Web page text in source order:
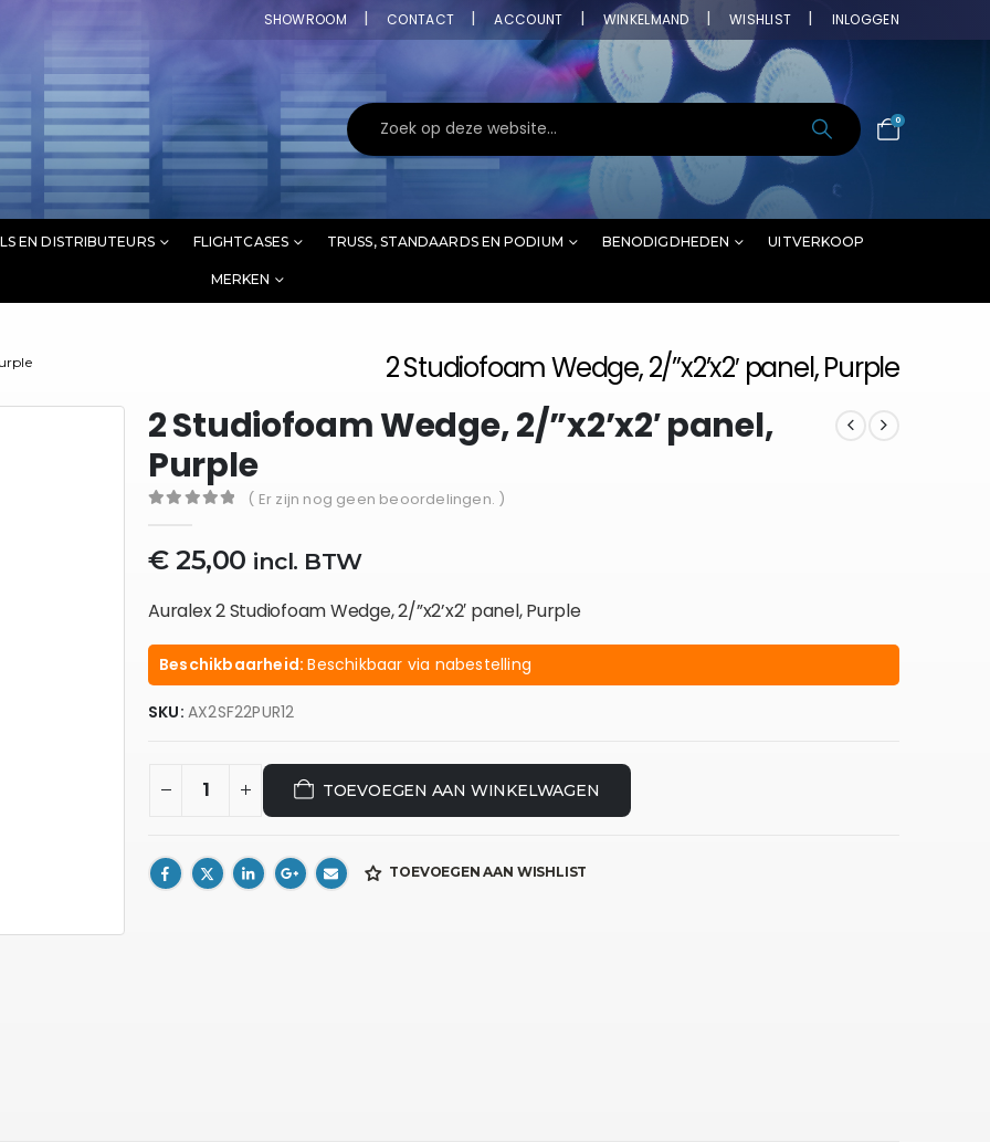
SHOWROOM CONTACT ACCOUNT WINKELMAND WISHLIST INLOGGEN
0
EN DISTRIBUTEURS FLIGHTCASES TRUSS, STANDAARDS EN PODIUM BENODIGDHEDEN UITVERKOOP
MERKEN
2 Studiofoam Wedge, 2/”x2’x2′ panel, Purple
2 Studiofoam Wedge, 2/”x2’x2′ panel,
Purple
( Er zijn nog geen beoordelingen. )
€25,00 incl. BTW
Auralex 2 Studiofoam Wedge, 2/”x2’x2′ panel, Purple
Beschikbaarheid:Beschikbaar via nabestelling
SKU: AX2SF22PUR12
TOEVOEGEN AAN WINKELWAGEN
TOEVOEGEN AAN WISHLIST